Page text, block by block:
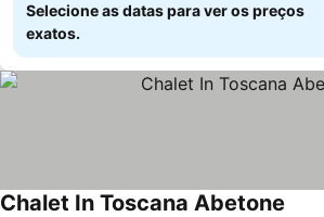
Selecione as datas para ver os preços
exatos.
Chalet In Toscana Abetone